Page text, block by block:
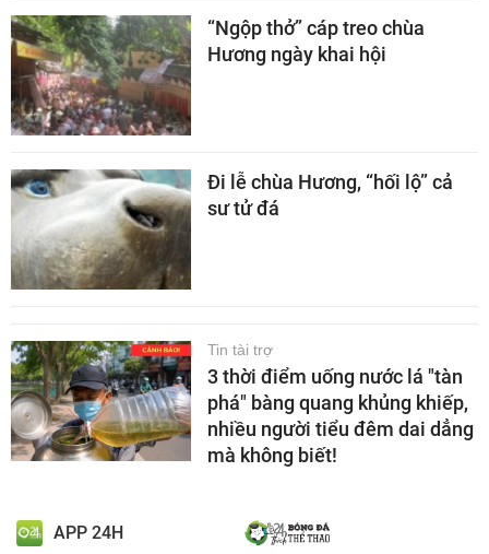
“Ngộp thở” cáp treo chùa
Hương ngày khai hội
Đi lễ chùa Hương, “hối lộ” cả
sư tử đá
Tin tài trợ
3 thời điểm uống nước lá "tàn
phá" bàng quang khủng khiếp,
nhiều người tiểu đêm dai dẳng
mà không biết!
APP 24H